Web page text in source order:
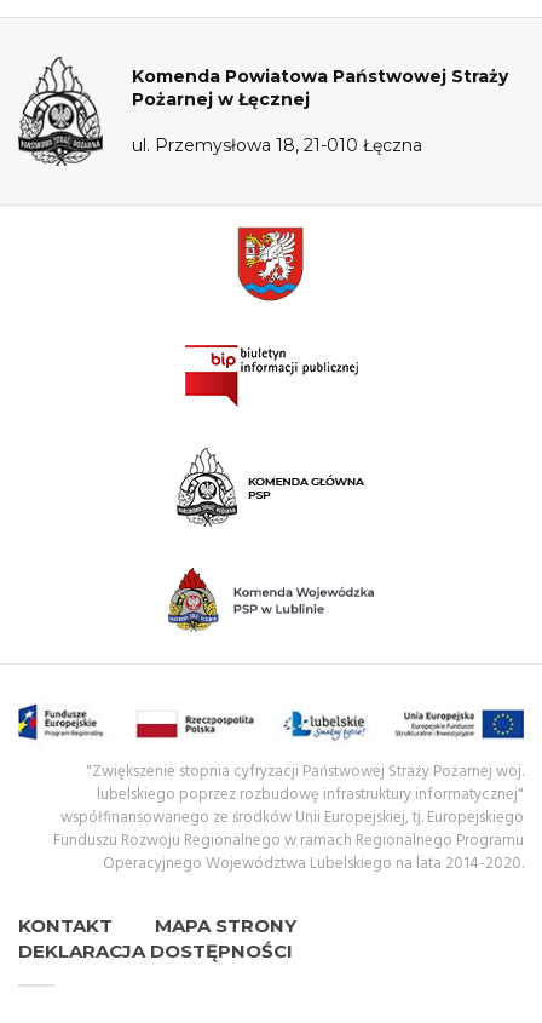
Komenda Powiatowa Państwowej Straży
Pożarnej w Łęcznej
ul. Przemysłowa 18, 21-010 Łęczna
KONTAKT
MAPA STRONY
DEKLARACJA DOSTĘPNOŚCI
"Zwiększenie stopnia cyfryzacji Państwowej Straży Pożarnej woj.
lubelskiego poprzez rozbudowę infrastruktury informatycznej"
współfinansowanego ze środków Unii Europejskiej, tj. Europejskiego
Funduszu Rozwoju Regionalnego w ramach Regionalnego Programu
Operacyjnego Województwa Lubelskiego na lata 2014-2020.